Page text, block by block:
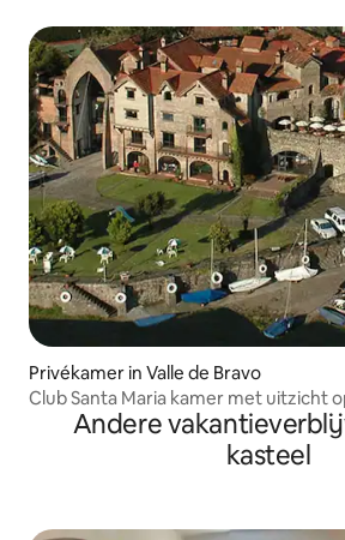
Privékamer in Valle de Bravo
Club Santa Maria kamer met uitzicht
Andere
kasteel